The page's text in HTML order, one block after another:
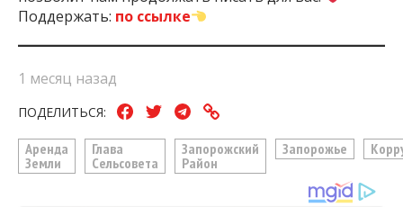
Поддержать: по ссылке
1 месяц назад
ПОДЕЛИТЬСЯ:
Аренда
Земли
Глава
Сельсовета
Запорожский
Район
Запорожье